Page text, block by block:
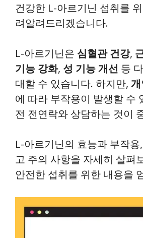
건강한 L-아르기닌 섭취를
려알려드리겠습니다.
L-아르기닌은 심혈관 건강,
기능 강화, 성 기능 개선 등
대할 수 있습니다. 하지만,
에 따라 부작용이 발생할 수
전 전연락와 상담하는 것이
L-아르기닌의 효능과 부작용
고 주의 사항을 자세히 살펴
안전한 섭취를 위한 내용을